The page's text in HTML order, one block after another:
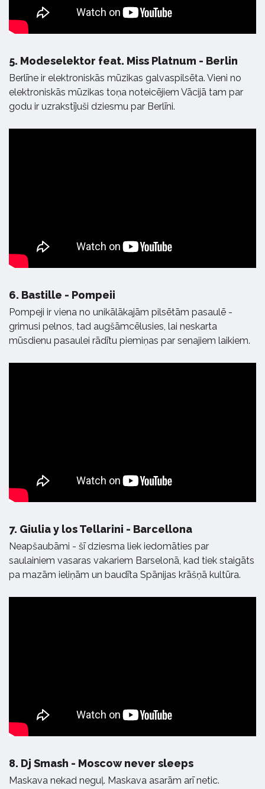
5. Modeselektor feat. Miss Platnum - Berlin
Berlīne ir elektroniskās mūzikas galvaspilsēta. Vieni no
elektroniskās mūzikas toņa noteicējiem Vācijā tam par
godu ir uzrakstījuši dziesmu par Berlīni.
6. Bastille - Pompeii
Pompeji ir viena no unikālākajām pilsētām pasaulē -
grimusi pelnos, tad augšāmcēlusies, lai neskarta
mūsdienu pasaulei rādītu piemiņas par senajiem laikiem.
7. Giulia y los Tellarini - Barcellona
Neapšaubāmi - šī dziesma liek iedomāties par
saulainiem vasaras vakariem Barselonā, kad tiek staigāts
pa mazām ieliņām un baudīta Spānijas krāšņā kultūra.
8. Dj Smash - Moscow never sleeps
Maskava nekad neguļ. Maskava asarām arī netic.